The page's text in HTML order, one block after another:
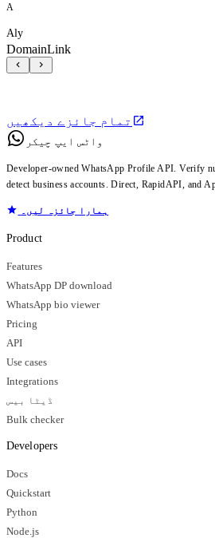
A
Aly
DomainLink
تمام جائزے دیکھیں
واٹس ایپ چیکر
Developer-owned WhatsApp Profile API. Verify
detect business accounts. Direct, RapidAPI, and
ہمارا جائزہ لیں۔
Product
Features
WhatsApp DP download
WhatsApp bio viewer
Pricing
API
Use cases
Integrations
ڈیٹا بیس
Bulk checker
Developers
Docs
Quickstart
Python
Node.js